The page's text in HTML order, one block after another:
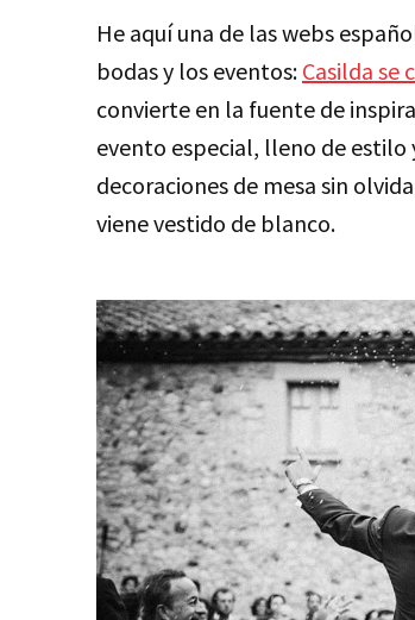
He aquí una de las webs
bodas y los eventos: Casilda se
convierte en la fuente de
evento especial, lleno de estilo
decoraciones de mesa sin
viene vestido de blanco.